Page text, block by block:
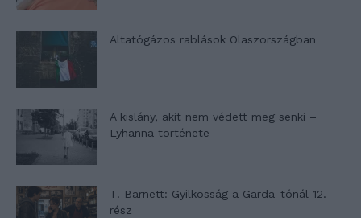
Altatógázos rablások Olaszországban
A kislány, akit nem védett meg senki –
Lyhanna története
T. Barnett: Gyilkosság a Garda-tónál 12.
rész